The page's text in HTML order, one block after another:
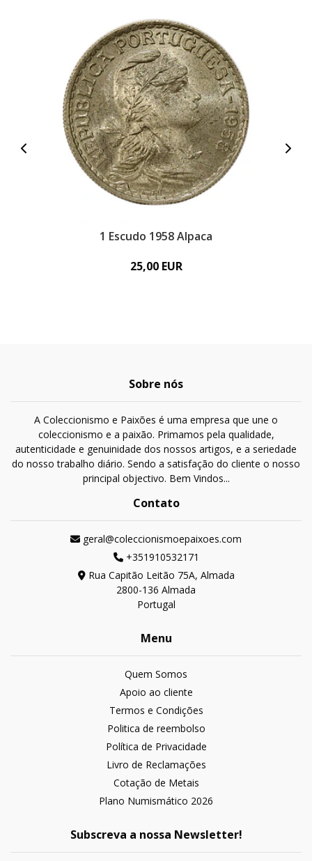
1 Escudo 1958 Alpaca
25,00 EUR
Sobre nós
A Coleccionismo e Paixões é uma empresa que une o
coleccionismo e a paixão. Primamos pela qualidade,
autenticidade e genuinidade dos nossos artigos, e a seriedade
do nosso trabalho diário. Sendo a satisfação do cliente o nosso
principal objectivo. Bem Vindos...
Contato
geral@coleccionismoepaixoes.com
+351910532171
Rua Capitão Leitão 75A, Almada
2800-136 Almada
Portugal
Menu
Quem Somos
Apoio ao cliente
Termos e Condições
Politica de reembolso
Política de Privacidade
Livro de Reclamações
Cotação de Metais
Plano Numismático 2026
Subscreva a nossa Newsletter!